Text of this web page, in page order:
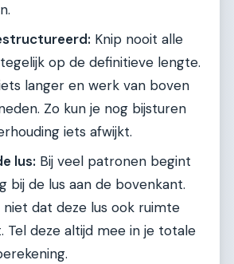
Knip nooit alle
op de definitieve lengte.
langer en werk van boven
Zo kun je nog bijsturen
iets afwijkt.
lus: Bij veel patronen begint
bij de lus aan de bovenkant.
dat deze lus ook ruimte
Tel deze altijd mee in je totale